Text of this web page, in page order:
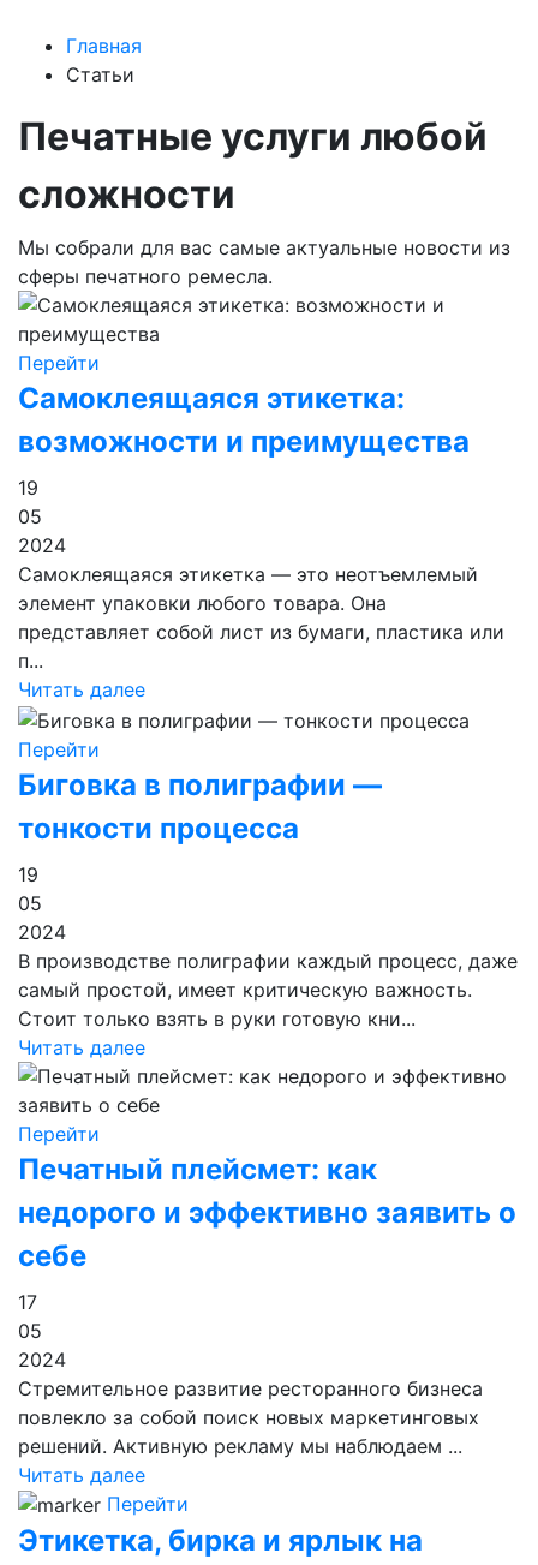
Главная
Статьи
Печатные услуги любой
сложности
Мы собрали для вас самые актуальные новости из
сферы печатного ремесла.
Перейти
Самоклеящаяся этикетка:
возможности и преимущества
19
05
2024
Самоклеящаяся этикетка — это неотъемлемый
элемент упаковки любого товара. Она
представляет собой лист из бумаги, пластика или
п...
Читать далее
Перейти
Биговка в полиграфии —
тонкости процесса
19
05
2024
В производстве полиграфии каждый процесс, даже
самый простой, имеет критическую важность.
Стоит только взять в руки готовую кни...
Читать далее
Перейти
Печатный плейсмет: как
недорого и эффективно заявить о
себе
17
05
2024
Стремительное развитие ресторанного бизнеса
повлекло за собой поиск новых маркетинговых
решений. Активную рекламу мы наблюдаем ...
Читать далее
Перейти
Этикетка, бирка и ярлык на